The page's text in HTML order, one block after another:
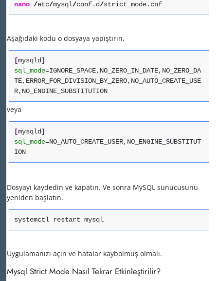
nano /etc/mysql/conf.d/strict_mode.cnf
Aşağıdaki kodu o dosyaya yapıştırın,
[mysqld]
sql_mode=IGNORE_SPACE,NO_ZERO_IN_DATE,NO_ZERO_DA
TE,ERROR_FOR_DIVISION_BY_ZERO,NO_AUTO_CREATE_USE
R,NO_ENGINE_SUBSTITUTION
veya
[mysqld]
sql_mode=NO_AUTO_CREATE_USER,NO_ENGINE_SUBSTITUT
ION
Dosyayı kaydedin ve kapatın. Ve sonra MySQL sunucusunu
yeniden başlatın.
systemctl restart mysql
Uygulamanızı açın ve hatalar kaybolmuş olmalı.
Mysql Strict Mode Nasıl Tekrar Etkinleştirilir?